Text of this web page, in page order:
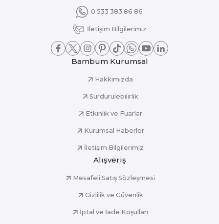
0 533 383 86 86
İletişim Bilgilerimiz
Bambum Kurumsal
Hakkımızda
Sürdürülebilirlik
Etkinlik ve Fuarlar
Kurumsal Haberler
İletişim Bilgilerimiz
Alışveriş
Mesafeli Satış Sözleşmesi
Gizlilik ve Güvenlik
İptal ve İade Koşulları